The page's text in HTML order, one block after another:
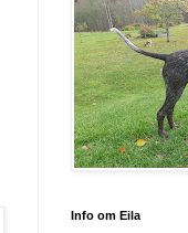
Info om Eila